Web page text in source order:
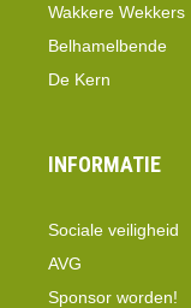
Wakkere Wekkers
Belhamelbende
De Kern
INFORMATIE
Sociale veiligheid
AVG
Sponsor worden!